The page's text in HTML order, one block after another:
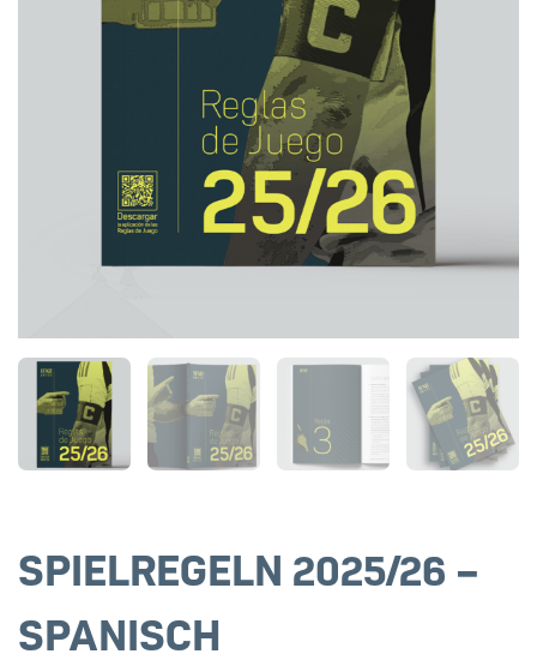
SPIELREGELN 2025/26 –
SPANISCH